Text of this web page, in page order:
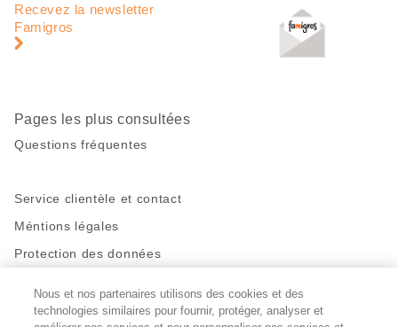
page
pied
Recevez la newsletter
Famigros
Pages les plus consultées
Questions fréquentes
Service clientèle et contact
Méntions légales
Protection des données
Restez en contact!
Nous et nos partenaires utilisons des cookies et des
technologies similaires pour fournir, protéger, analyser et